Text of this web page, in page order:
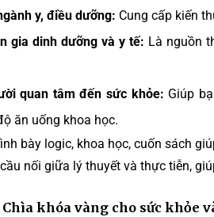
y, điều dưỡng: Cung cấp kiến
gia dinh dưỡng và y tế: Là nguồn
quan tâm đến sức khỏe: Giúp
ăn uống khoa học.
bày logic, khoa học, cuốn sách
nối giữa lý thuyết và thực tiễn,
khóa vàng cho sức khỏe